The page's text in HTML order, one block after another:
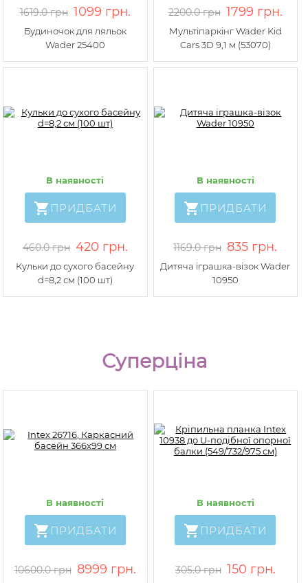
1619.0 грн 1099 грн.
Будиночок для ляльок
Wader 25400
2200.0 грн 1799 грн.
Мультіпаркінг Wader Kid
Cars 3D 9,1 м (53070)
В наявності
ПРИДБАТИ
460.0 грн 420 грн.
Кульки до сухого басейну
d=8,2 см (100 шт)
В наявності
ПРИДБАТИ
1169.0 грн 835 грн.
Дитяча іграшка-візок Wader
10950
Суперціна
В наявності
ПРИДБАТИ
10600.0 грн 8999 грн.
В наявності
ПРИДБАТИ
305.0 грн 150 грн.